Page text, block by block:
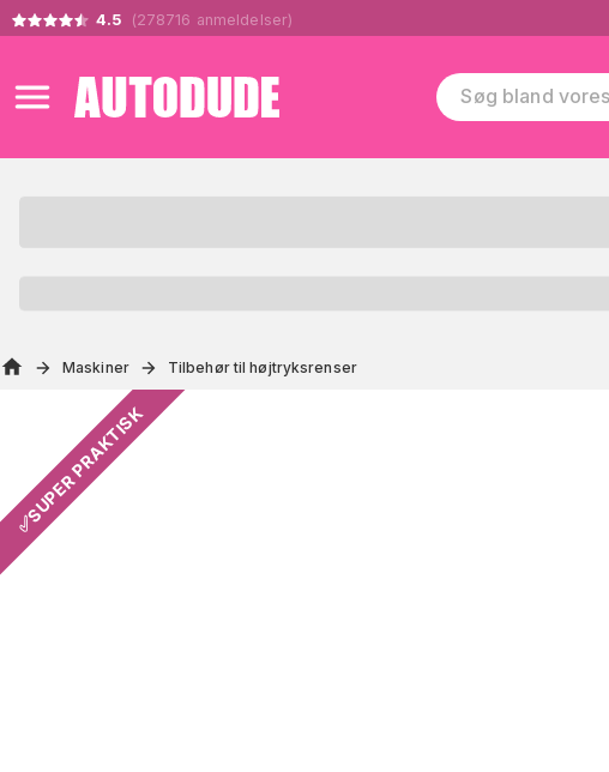
4.5 (278716 anmeldelser)
Maskiner Tilbehør til højtryksrenser
✅SUPER PRAKTISK